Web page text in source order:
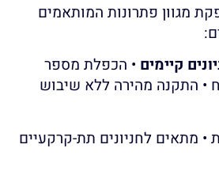
מגוון פתרונות המותאמים
קיימים • הכפלת מספר
• התקנה מהירה ללא שיבוש
• מתאים לחניונים תת-קרקעיים